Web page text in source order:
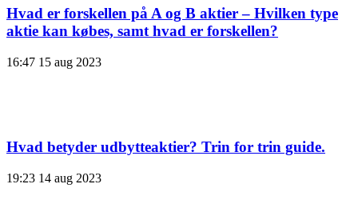
Hvad er forskellen på A og B aktier – Hvilken type
aktie kan købes, samt hvad er forskellen?
16:47 15 aug 2023
Hvad betyder udbytteaktier? Trin for trin guide.
19:23 14 aug 2023